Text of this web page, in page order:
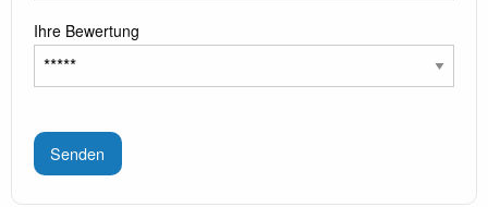
Ihre Bewertung
Senden